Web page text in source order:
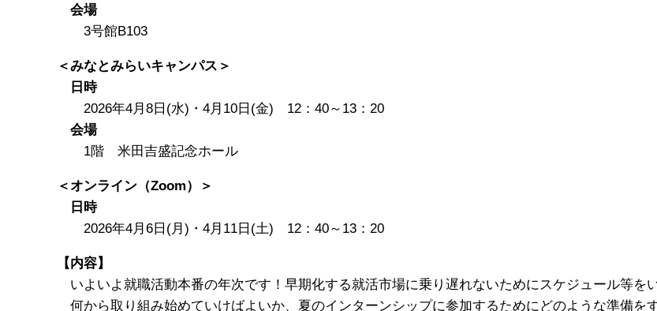
会場
3号館B103
＜みなとみらいキャンパス＞
日時
2026年4月8日(水)・4月10日(金) 12：40～13：20
会場
1階 米田吉盛記念ホール
＜オンライン（Zoom）＞
日時
2026年4月6日(月)・4月11日(土) 12：40～13：20
【内容】
いよいよ就職活動本番の年次です！早期化する就活市場に乗り遅れないためにスケジュール等を
何から取り組み始めていけばよいか、夏のインターンシップに参加するためにどのような準備を